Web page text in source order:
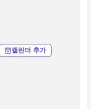
캘린더 추가